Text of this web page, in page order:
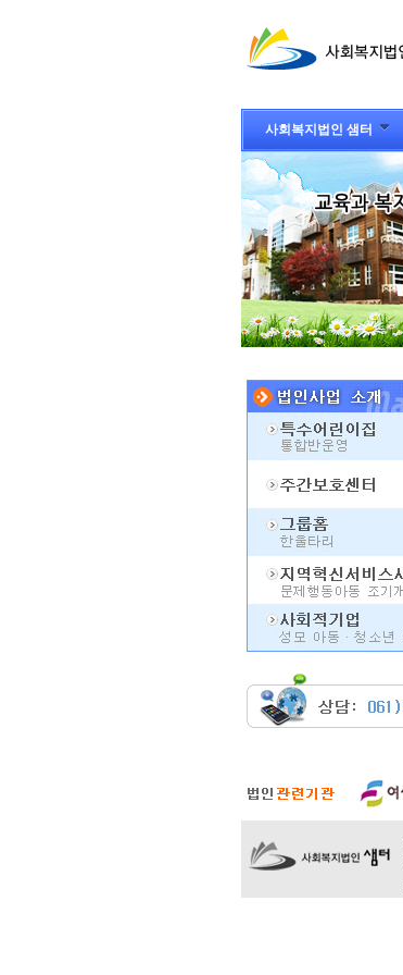
사회복지법인 샘터